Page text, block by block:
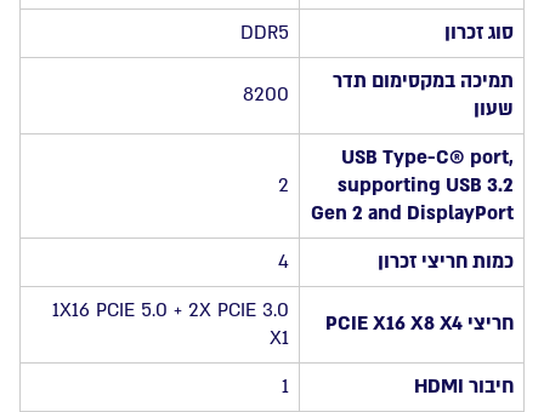
סוג זכרון
DDR5
תמיכה במקסימום תדר
שעון
8200
USB Type-C® port,
supporting USB 3.2
Gen 2 and DisplayPort
2
כמות חריצי זכרון 4
חריצי PCIE X16 X8 X4
1X16 PCIE 5.0 + 2X PCIE 3.0
X1
חיבור HDMI
1